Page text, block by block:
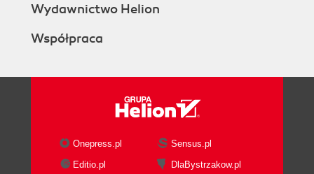
Wydawnictwo Helion
Współpraca
Onepress.pl
Sensus.pl
Editio.pl
DlaBystrzakow.pl